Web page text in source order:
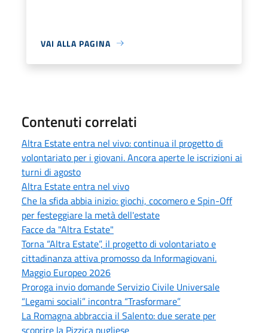
VAI ALLA PAGINA
Contenuti correlati
Altra Estate entra nel vivo: continua il progetto di
volontariato per i giovani. Ancora aperte le iscrizioni ai
turni di agosto
Altra Estate entra nel vivo
Che la sfida abbia inizio: giochi, cocomero e Spin-Off
per festeggiare la metà dell'estate
Facce da "Altra Estate"
Torna “Altra Estate”, il progetto di volontariato e
cittadinanza attiva promosso da Informagiovani.
Maggio Europeo 2026
Proroga invio domande Servizio Civile Universale
“Legami sociali” incontra “Trasformare”
La Romagna abbraccia il Salento: due serate per
scoprire la Pizzica pugliese